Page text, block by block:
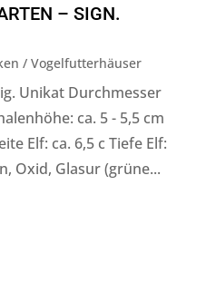
– SIGN.
/ Vogelfutterhäuser
Unikat Durchmesser
ca. 5 - 5,5 cm
Elf: ca. 6,5 c Tiefe Elf:
Oxid, Glasur (grüne...